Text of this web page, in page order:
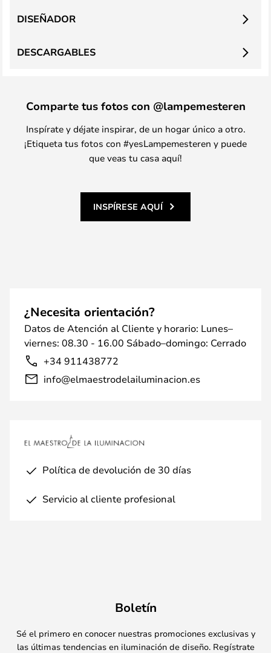
DISEÑADOR
DESCARGABLES
Comparte tus fotos con @lampemesteren
Inspírate y déjate inspirar, de un hogar único a otro.
¡Etiqueta tus fotos con #yesLampemesteren y puede
que veas tu casa aquí!
INSPÍRESE AQUÍ
¿Necesita orientación?
Datos de Atención al Cliente y horario: Lunes–
viernes: 08.30 - 16.00 Sábado–domingo: Cerrado
+34 911438772
info@elmaestrodelailuminacion.es
Política de devolución de 30 días
Servicio al cliente profesional
Boletín
Sé el primero en conocer nuestras promociones exclusivas y
las últimas tendencias en iluminación de diseño. Regístrate